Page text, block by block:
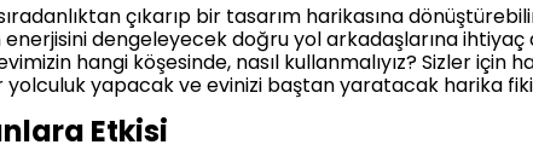
çıkarıp bir tasarım harikasına
dengeleyecek doğru yol arkadaşlarına ihtiyaç
hangi köşesinde, nasıl kullanmalıyız? Sizler için
yolculuk yapacak ve evinizi baştan yaratacak harika
Etkisi